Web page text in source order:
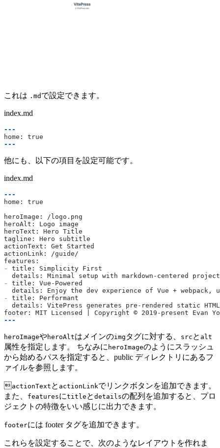
これは  .md で設定できます。
index.md
---
home: true
---
他にも、以下の項目を設定可能です。
index.md
---
home: true
heroImage: /logo.png
heroAlt: Logo image
heroText: Hero Title
tagline: Hero subtitle
actionText: Get Started
actionLink: /guide/
features:
-
title: Simplicity First
details: Minimal setup with markdown-centered
-
title: Vue-Powered
details: Enjoy the dev experience of Vue + webpack,
-
title: Performant
details: VitePress generates pre-rendered static
footer: MIT Licensed | Copyright © 2019-present Evan
---
heroImageやheroAltはメインのimg タグに対する、 src と alt
属性を指定します。 ちなみに heroImageのようにスラッシュ
から始めるパスを指定すると、public ディレクトリにあるフ
ァイルを参照します。
actionText と actionLinkでリンクボタンを追加できます。
また、
featuresにtitle と detailsの配列を追加すると、プロ
ジェクトの特徴をいい感じに出力できます。
footerには footer タグを追加できます。
これらを設定することで、次のようなレイアウトを作れま